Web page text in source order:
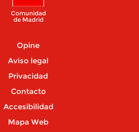
Comunidad
de Madrid
Opine
Aviso legal
Privacidad
Contacto
Accesibilidad
Mapa Web